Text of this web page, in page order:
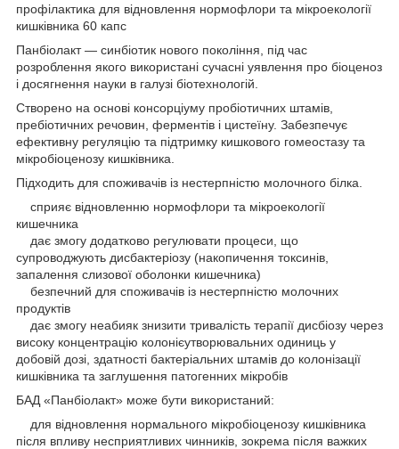
профілактика для відновлення нормофлори та мікроекології
кишківника 60 капс
Панбіолакт — синбіотик нового покоління, під час
розроблення якого використані сучасні уявлення про біоценоз
і досягнення науки в галузі біотехнологій.
Створено на основі консорціуму пробіотичних штамів,
пребіотичних речовин, ферментів і цистеїну. Забезпечує
ефективну регуляцію та підтримку кишкового гомеостазу та
мікробіоценозу кишківника.
Підходить для споживачів із нестерпністю молочного білка.
сприяє відновленню нормофлори та мікроекології
кишечника
дає змогу додатково регулювати процеси, що
супроводжують дисбактеріозу (накопичення токсинів,
запалення слизової оболонки кишечника)
безпечний для споживачів із нестерпністю молочних
продуктів
дає змогу неабияк знизити тривалість терапії дисбіозу через
високу концентрацію колонієутворювальних одиниць у
добовій дозі, здатності бактеріальних штамів до колонізації
кишківника та заглушення патогенних мікробів
БАД «Панбіолакт» може бути використаний:
для відновлення нормального мікробіоценозу кишківника
після впливу несприятливих чинників, зокрема після важких